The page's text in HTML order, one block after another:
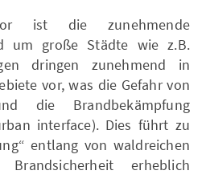
ist die zunehmende
um große Städte wie z.B.
dringen zunehmend in
vor, was die Gefahr von
die Brandbekämpfung
interface). Dies führt zu
entlang von waldreichen
erheblich